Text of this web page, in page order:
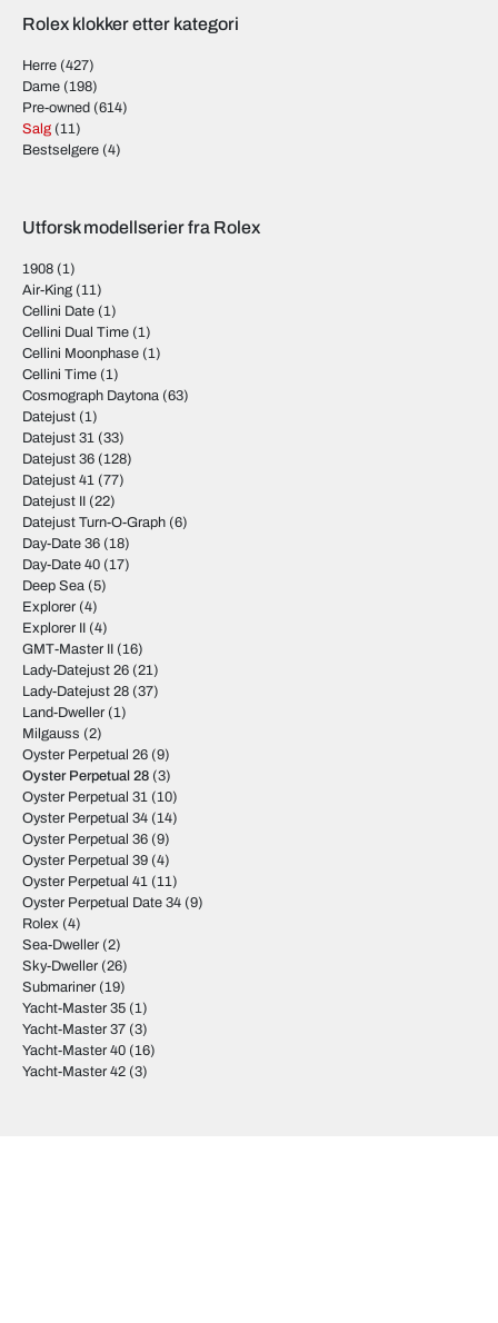
Rolex klokker etter kategori
Herre (427)
Dame (198)
Pre-owned (614)
Salg (11)
Bestselgere (4)
Utforsk modellserier fra Rolex
1908 (1)
Air-King (11)
Cellini Date (1)
Cellini Dual Time (1)
Cellini Moonphase (1)
Cellini Time (1)
Cosmograph Daytona (63)
Datejust (1)
Datejust 31 (33)
Datejust 36 (128)
Datejust 41 (77)
Datejust II (22)
Datejust Turn-O-Graph (6)
Day-Date 36 (18)
Day-Date 40 (17)
Deep Sea (5)
Explorer (4)
Explorer II (4)
GMT-Master II (16)
Lady-Datejust 26 (21)
Lady-Datejust 28 (37)
Land-Dweller (1)
Milgauss (2)
Oyster Perpetual 26 (9)
Oyster Perpetual 28 (3)
Oyster Perpetual 31 (10)
Oyster Perpetual 34 (14)
Oyster Perpetual 36 (9)
Oyster Perpetual 39 (4)
Oyster Perpetual 41 (11)
Oyster Perpetual Date 34 (9)
Rolex (4)
Sea-Dweller (2)
Sky-Dweller (26)
Submariner (19)
Yacht-Master 35 (1)
Yacht-Master 37 (3)
Yacht-Master 40 (16)
Yacht-Master 42 (3)